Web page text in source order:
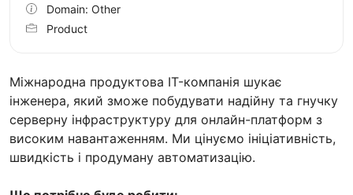
Міжнародна продуктова IT-компанія шукає
інженера, який зможе побудувати надійну та гнучку
серверну інфраструктуру для онлайн-платформ з
високим навантаженням. Ми цінуємо ініціативність,
швидкість і продуману автоматизацію.
Domain: Other
Product